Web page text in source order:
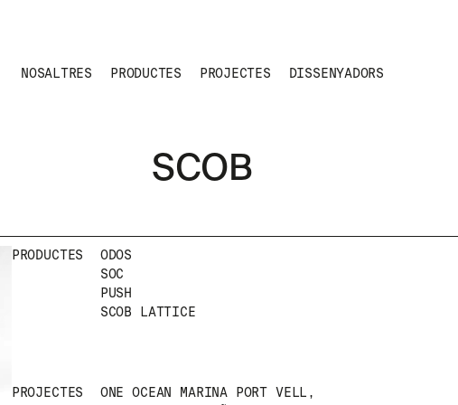
NOSALTRES PRODUCTES PROJECTES DISSENYADORS
SCOB
PRODUCTES
ODOS
SOC
PUSH
SCOB LATTICE
PROJECTES
ONE OCEAN MARINA PORT VELL,